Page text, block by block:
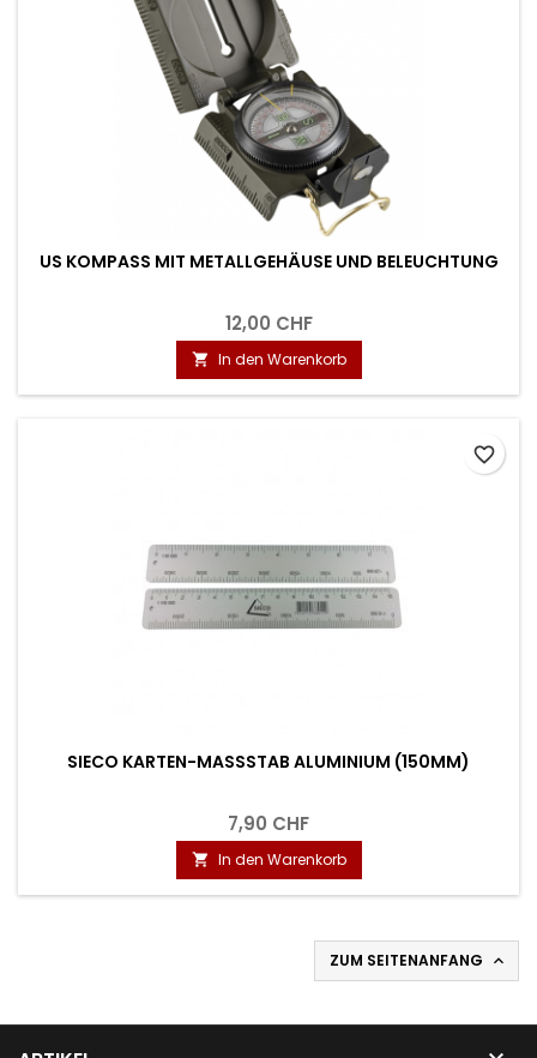
US KOMPASS MIT METALLGEHÄUSE UND BELEUCHTUNG
12,00 CHF
 In den Warenkorb
SIECO KARTEN-MASSSTAB ALUMINIUM (150MM)
7,90 CHF
 In den Warenkorb
favorite_border
ZUM SEITENANFANG 